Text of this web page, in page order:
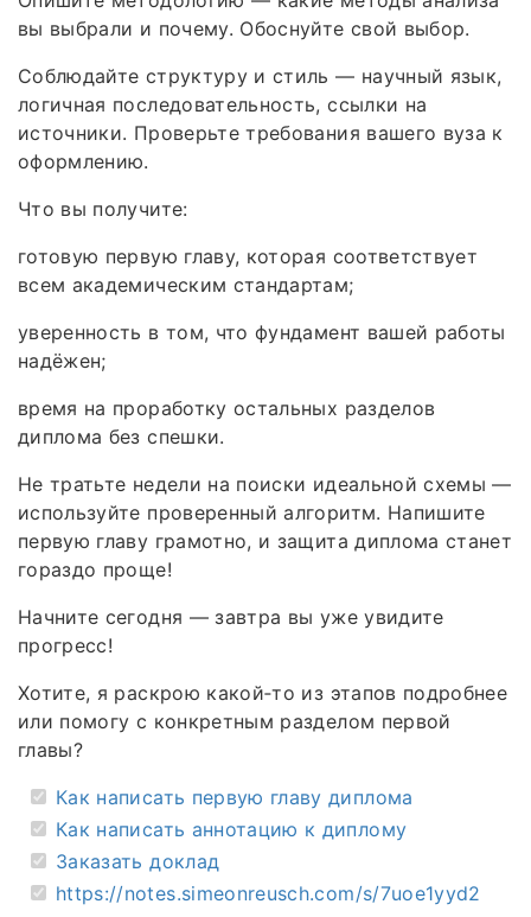
вы выбрали и почему. Обоснуйте свой выбор.
Соблюдайте структуру и стиль — научный язык,
логичная последовательность, ссылки на
источники. Проверьте требования вашего вуза к
оформлению.
Что вы получите:
готовую первую главу, которая соответствует
всем академическим стандартам;
уверенность в том, что фундамент вашей работы
надёжен;
время на проработку остальных разделов
диплома без спешки.
Не тратьте недели на поиски идеальной схемы —
используйте проверенный алгоритм. Напишите
первую главу грамотно, и защита диплома станет
гораздо проще!
Начните сегодня — завтра вы уже увидите
прогресс!
Хотите, я раскрою какой‑то из этапов подробнее
или помогу с конкретным разделом первой
главы?
Как написать первую главу диплома
Как написать аннотацию к диплому
Заказать доклад
https://notes.simeonreusch.com/s/7uoe1yyd2